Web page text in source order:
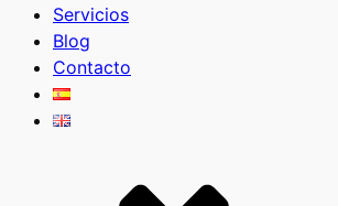
Servicios
Blog
Contacto